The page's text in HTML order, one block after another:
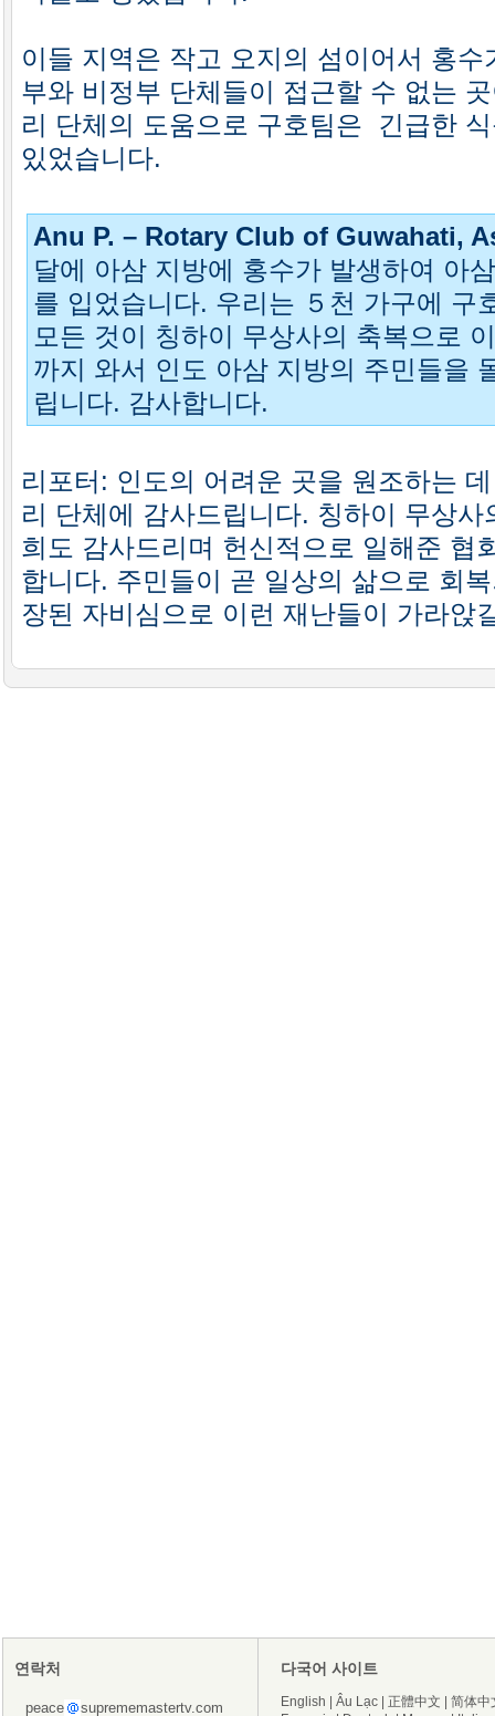
이들 지역은 작고 오지의 섬이어서 홍
부와 비정부 단체들이 접근할 수 없는
리 단체의 도움으로 구호팀은 긴급한
있었습니다.
Anu P. – Rotary Club of Guwahati,
달에 아삼 지방에 홍수가 발생하여 아
를 입었습니다. 우리는 ５천 가구에 구
모든 것이 칭하이 무상사의 축복으로
까지 와서 인도 아삼 지방의 주민들을
립니다. 감사합니다.
리포터: 인도의 어려운 곳을 원조하는
리 단체에 감사드립니다. 칭하이 무상
희도 감사드리며 헌신적으로 일해준 협
합니다. 주민들이 곧 일상의 삶으로 회
장된 자비심으로 이런 재난들이 가라앉
연락처
peace suprememastertv.com
다국어 사이트
English | Âu Lạc | 正體中文 | 简体中